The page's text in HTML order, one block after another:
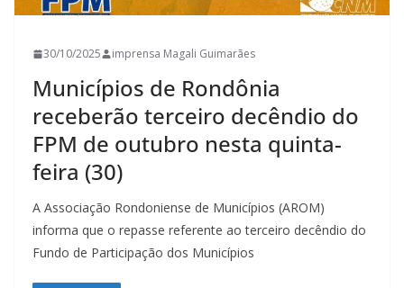
30/10/2025 imprensa Magali Guimarães
Municípios de Rondônia
receberão terceiro decêndio do
FPM de outubro nesta quinta-
feira (30)
A Associação Rondoniense de Municípios (AROM)
informa que o repasse referente ao terceiro decêndio do
Fundo de Participação dos Municípios